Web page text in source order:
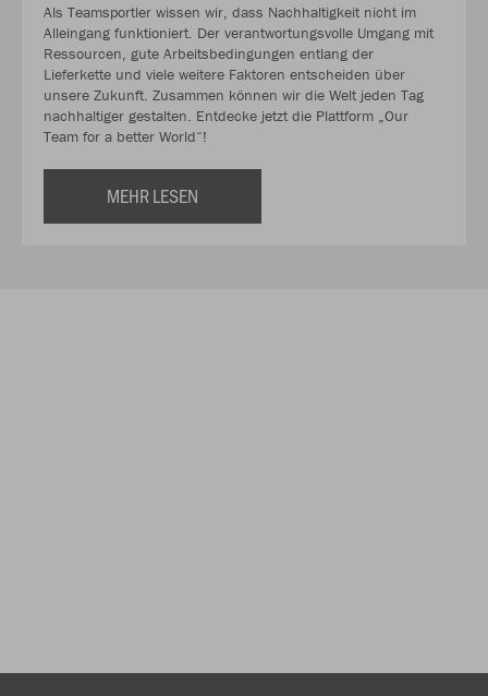
Als Teamsportler wissen wir, dass Nachhaltigkeit nicht im
Alleingang funktioniert. Der verantwortungsvolle Umgang mit
Ressourcen, gute Arbeitsbedingungen entlang der
Lieferkette und viele weitere Faktoren entscheiden über
unsere Zukunft. Zusammen können wir die Welt jeden Tag
nachhaltiger gestalten. Entdecke jetzt die Plattform „Our
Team for a better World“!
MEHR LESEN